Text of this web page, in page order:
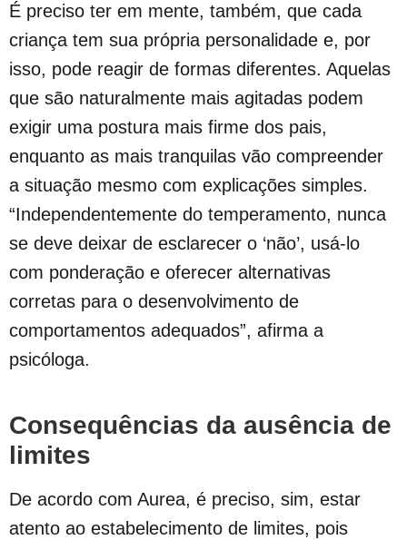
É preciso ter em mente, também, que cada
criança tem sua própria personalidade e, por
isso, pode reagir de formas diferentes. Aquelas
que são naturalmente mais agitadas podem
exigir uma postura mais firme dos pais,
enquanto as mais tranquilas vão compreender
a situação mesmo com explicações simples.
“Independentemente do temperamento, nunca
se deve deixar de esclarecer o ‘não’, usá-lo
com ponderação e oferecer alternativas
corretas para o desenvolvimento de
comportamentos adequados”, afirma a
psicóloga.
Consequências da ausência de
limites
De acordo com Aurea, é preciso, sim, estar
atento ao estabelecimento de limites, pois